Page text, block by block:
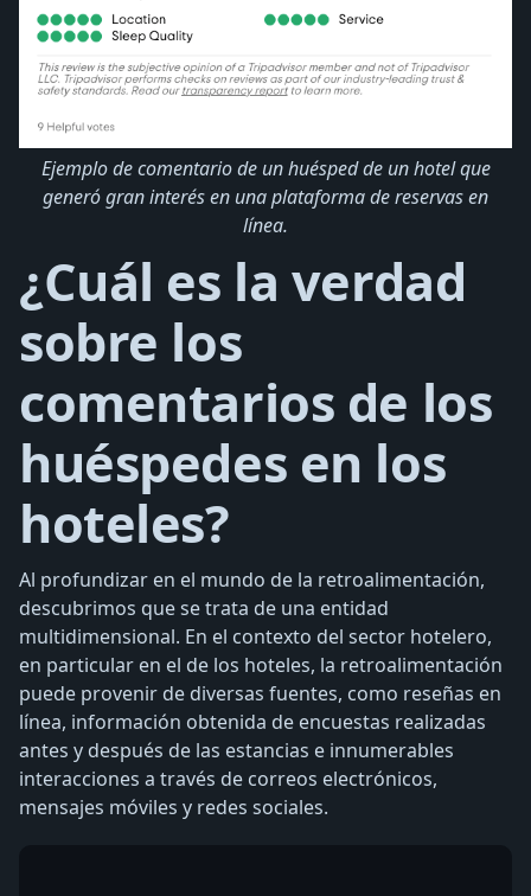
Ejemplo de comentario de un huésped de un hotel que
generó gran interés en una plataforma de reservas en
línea.
¿Cuál es la verdad
sobre los
comentarios de los
huéspedes en los
hoteles?
Al profundizar en el mundo de la retroalimentación,
descubrimos que se trata de una entidad
multidimensional. En el contexto del sector hotelero,
en particular en el de los hoteles, la retroalimentación
puede provenir de diversas fuentes, como reseñas en
línea, información obtenida de encuestas realizadas
antes y después de las estancias e innumerables
interacciones a través de correos electrónicos,
mensajes móviles y redes sociales.